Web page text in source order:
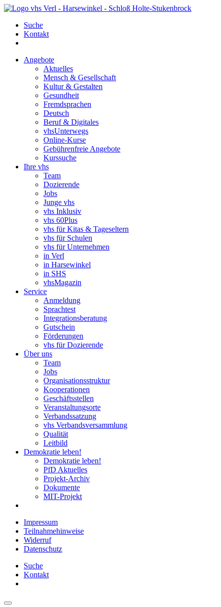
Suche
Kontakt
Angebote
Aktuelles
Mensch & Gesellschaft
Kultur & Gestalten
Gesundheit
Fremdsprachen
Deutsch
Beruf & Digitales
vhsUnterwegs
Online-Kurse
Gebührenfreie Angebote
Kurssuche
Ihre vhs
Team
Dozierende
Jobs
Junge vhs
vhs Inklusiv
vhs 60Plus
vhs für Kitas & Tageseltern
vhs für Schulen
vhs für Unternehmen
in Verl
in Harsewinkel
in SHS
vhsMagazin
Service
Anmeldung
Sprachtest
Integrationsberatung
Gutschein
Förderungen
vhs für Dozierende
Über uns
Team
Jobs
Organisationsstruktur
Kooperationen
Geschäftsstellen
Veranstaltungsorte
Verbandssatzung
vhs Verbandsversammlung
Qualität
Leitbild
Demokratie leben!
Demokratie leben!
PfD Aktuelles
Projekt-Archiv
Dokumente
MIT-Projekt
Impressum
Teilnahmehinweise
Widerruf
Datenschutz
Suche
Kontakt